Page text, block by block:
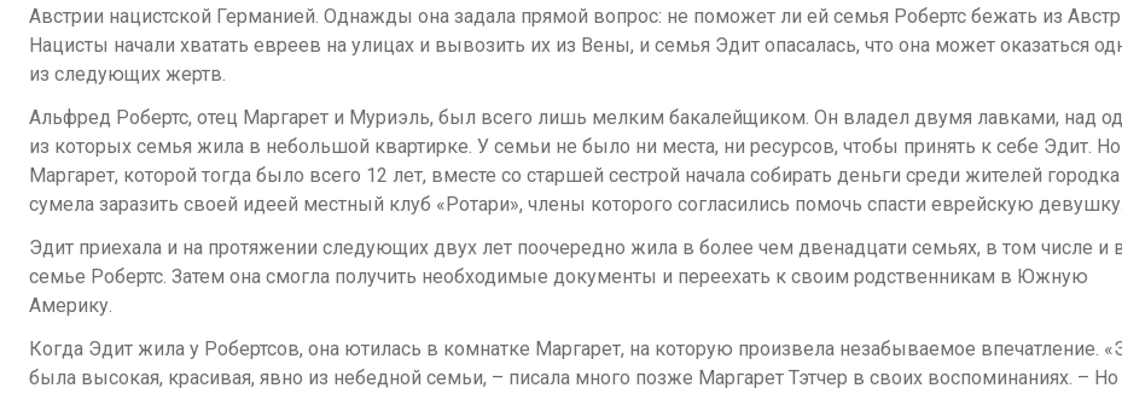
Австрии нацистской Германией. Однажды она задала прямой вопрос: не поможет ли ей семья Робертс бежать из
Нацисты начали хватать евреев на улицах и вывозить их из Вены, и семья Эдит опасалась, что она может оказаться
из следующих жертв.
Альфред Робертс, отец Маргарет и Муриэль, был всего лишь мелким бакалейщиком. Он владел двумя лавками, над
из которых семья жила в небольшой квартирке. У семьи не было ни места, ни ресурсов, чтобы принять к себе Эдит. Но
Маргарет, которой тогда было всего 12 лет, вместе со старшей сестрой начала собирать деньги среди жителей городка
сумела заразить своей идеей местный клуб «Ротари», члены которого согласились помочь спасти еврейскую девушку.
Эдит приехала и на протяжении следующих двух лет поочередно жила в более чем двенадцати семьях, в том числе и
семье Робертс. Затем она смогла получить необходимые документы и переехать к своим родственникам в Южную
Америку.
Когда Эдит жила у Робертсов, она ютилась в комнатке Маргарет, на которую произвела незабываемое впечатление.
была высокая, красивая, явно из небедной семьи, – писала много позже Маргарет Тэтчер в своих воспоминаниях. – Но